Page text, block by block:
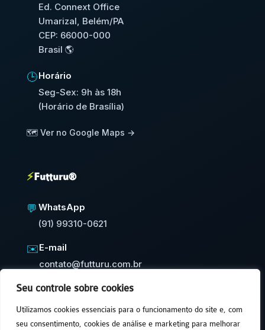
Seu controle sobre cookies
Utilizamos cookies essenciais para o funcionamento do site e, com
seu consentimento, cookies de análise e marketing para melhorar
Ed. Connext Office
Umarizal, Belém/PA
CEP: 66000-000
Brasil 🌎
🕒Horário
Seg-Sex: 9h às 18h
(Horário de Brasília)
🗺️ Ver no Google Maps →
⚡Futturu®
💬 WhatsApp
(91) 99310-0621
✉️E-mail
contato@futturu.com.br
⚡Resposta em até 24h úteis